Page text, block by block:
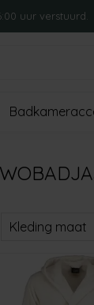
uur verstuurd.
Kleding maat